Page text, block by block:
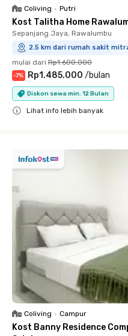
Coliving • Putri
Kost Talitha Home
Sepanjang Jaya, Rawalumbu
2.5 km dari rumah sakit
mulai dari Rp1.600.000
-7% Rp1.485.000 /bulan
Diskon sewa min. 12 Bulan
Lihat info lebih banyak
Coliving • Campur
Kost Banny Residence